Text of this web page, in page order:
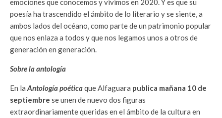
emociones que conocemos y vivimos en 2020. Y es que su
poesía ha trascendido el ámbito de lo literario y se siente, a
ambos lados del océano, como parte de un patrimonio popular
que nos enlaza a todos y que nos legamos unos a otros de
generación en generación.
Sobre la antología
En la Antología poéticaque Alfaguara publica mañana 10 de
septiembre se unen de nuevo dos figuras
extraordinariamente queridas en el ámbito de la cultura en